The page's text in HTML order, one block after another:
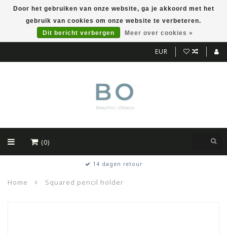
EUR
(0)
14 dagen retour
Home Squared pencil holder
Door het gebruiken van onze website, ga je akkoord met het
gebruik van cookies om onze website te verbeteren.
Dit bericht verbergen
Meer over cookies »